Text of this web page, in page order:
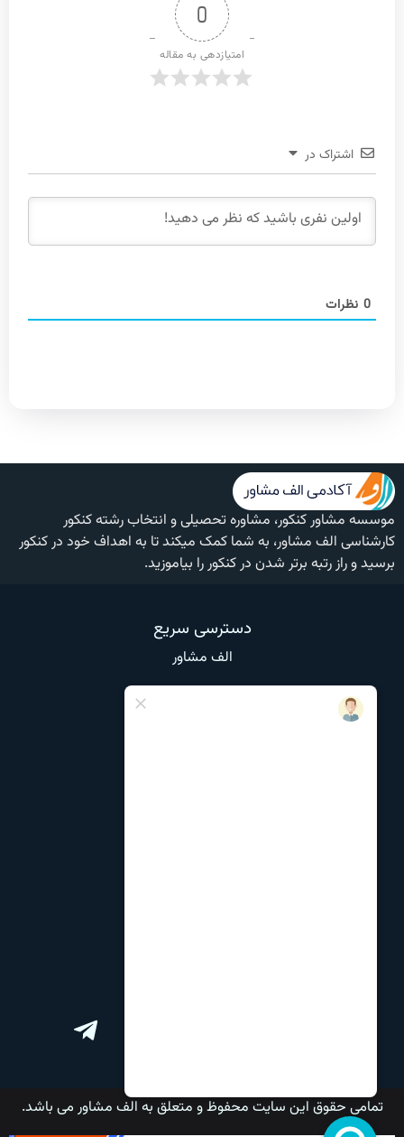
0
امتیازدهی به مقاله
اشتراک در
0 نظرات
موسسه مشاور کنکور، مشاوره تحصیلی و انتخاب رشته کنکور
کارشناسی الف مشاور، به شما کمک میکند تا به اهداف خود در کنکور
برسید و راز رتبه برتر شدن در کنکور را بیاموزید.
دسترسی سریع
الف مشاور
تمامی حقوق این سایت محفوظ و متعلق به الف مشاور می باشد.